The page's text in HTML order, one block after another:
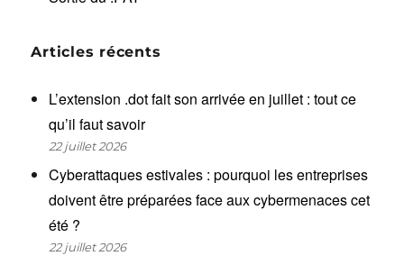
Articles récents
L’extension .dot fait son arrivée en juillet : tout ce
qu’il faut savoir
22 juillet 2026
Cyberattaques estivales : pourquoi les entreprises
doivent être préparées face aux cybermenaces cet
été ?
22 juillet 2026